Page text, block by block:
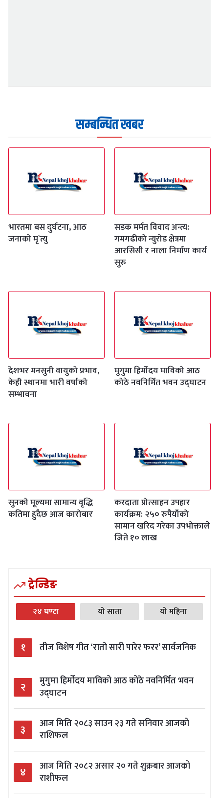
सम्बन्धित खबर
भारतमा बस दुर्घटना, आठ
जनाको मृ`त्यु
सडक मर्मत विवाद अन्त्य:
गमगढीको न्युरोड क्षेत्रमा
आरसिसी र नाला निर्माण कार्य
सुरु
देशभर मनसुनी वायुको प्रभाव,
केही स्थानमा भारी वर्षाको
सम्भावना
मुगुमा हिर्मोदय माविको आठ
कोठे नवनिर्मित भवन उद्घाटन
सुनको मूल्यमा सामान्य वृद्धि
कतिमा हुदैछ आज कारोबार
करदाता प्रोत्साहन उपहार
कार्यक्रम: २५० रुपैयाँको
सामान खरिद गरेका उपभोक्ताले
जिते १० लाख
ट्रेन्डिङ
२४ घण्टा यो साता यो महिना
१ तीज विशेष गीत ‘रातो सारी पारेर फरर’ सार्वजनिक
२
मुगुमा हिर्मोदय माविको आठ कोठे नवनिर्मित भवन
उद्घाटन
३
आज मिति २०८३ साउन २३ गते सनिवार आजको
राशिफल
४
आज मिति २०८२ असार २० गते शुक्रबार आजको
राशीफल